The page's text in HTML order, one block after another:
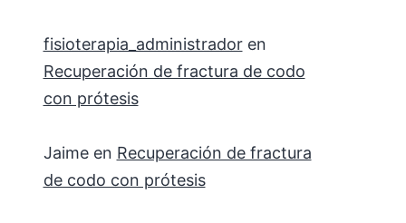
fisioterapia_administradoren
Recuperación de fractura de codo
con prótesis
Jaimeen Recuperación de fractura
de codo con prótesis